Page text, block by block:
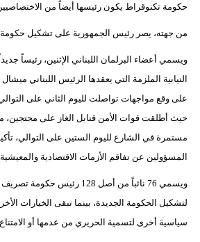
حكومة تكنوقراط يكون رئيسها أيضاً من
من جهته، يصر رئيس الجمهورية على تشكيل حكومة
ويسمي أعضاء البرلمان اللبناني الإثنين، رئيساً
النيابية الملزمة التي يعقدها الرئيس اللبناني
على وقع مواجهات تواصلت لليوم الثاني على
حيث أطلقت قوات الأمن قنابل الغاز على
مستمرة في الشارع لليوم الستين على التوالي،
المسؤولين عن تفاقم الأزمات الاقتصادية والمعيشية.
ويسمي 76 نائباً من أصل 128 رئيس
لتشكيل الحكومة الجديدة، بينما تبقى الخيارات
سياسية أخرى لتسمية الحريري من عدمها أو